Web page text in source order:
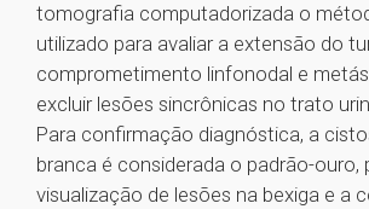
tomografia computadorizada o
utilizado para avaliar a extensão do
comprometimento linfonodal e
excluir lesões sincrônicas no trato
Para confirmação diagnóstica, a
branca é considerada o padrão-ouro,
visualização de lesões na bexiga e a